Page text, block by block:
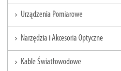
chevron_right Urządzenia Pomiarowe
chevron_right Narzędzia i Akcesoria Optyczne
chevron_right Kable Światłowodowe